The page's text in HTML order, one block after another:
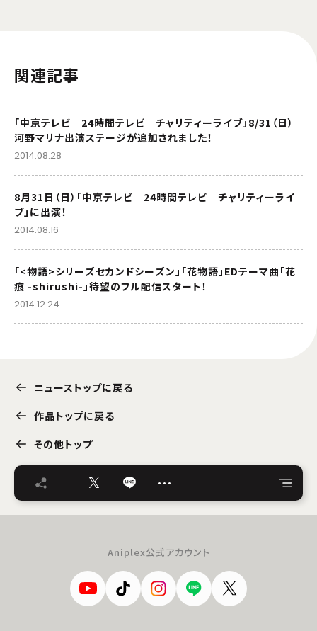
関連記事
「中京テレビ 24時間テレビ チャリティーライブ」8/31（日）
河野マリナ出演ステージが追加されました！
2014.08.28
8月31日（日）「中京テレビ 24時間テレビ チャリティーライ
ブ」に出演！
2014.08.16
「<物語>シリーズセカンドシーズン」「花物語」EDテーマ曲「花
痕 -shirushi-」待望のフル配信スタート！
2014.12.24
ニューストップに戻る
作品トップに戻る
その他トップ
…
Aniplex公式アカウント